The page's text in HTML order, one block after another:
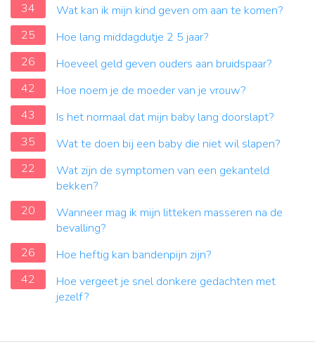
34
Wat kan ik mijn kind geven om aan te komen?
25
Hoe lang middagdutje 2 5 jaar?
26
Hoeveel geld geven ouders aan bruidspaar?
42
Hoe noem je de moeder van je vrouw?
43
Is het normaal dat mijn baby lang doorslapt?
35
Wat te doen bij een baby die niet wil slapen?
22
Wat zijn de symptomen van een gekanteld
bekken?
20
Wanneer mag ik mijn litteken masseren na de
bevalling?
26
Hoe heftig kan bandenpijn zijn?
42
Hoe vergeet je snel donkere gedachten met
jezelf?